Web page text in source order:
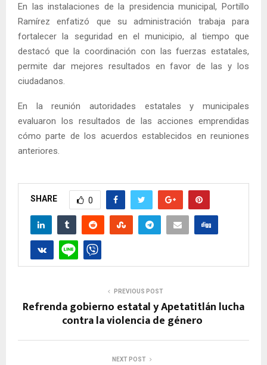
En las instalaciones de la presidencia municipal, Portillo
Ramírez enfatizó que su administración trabaja para
fortalecer la seguridad en el municipio, al tiempo que
destacó que la coordinación con las fuerzas estatales,
permite dar mejores resultados en favor de las y los
ciudadanos.
En la reunión autoridades estatales y municipales
evaluaron los resultados de las acciones emprendidas
cómo parte de los acuerdos establecidos en reuniones
anteriores.
SHARE 0
PREVIOUS POST
Refrenda gobierno estatal y Apetatitlán lucha
contra la violencia de género
NEXT POST